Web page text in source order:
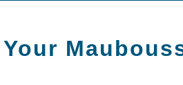
Your